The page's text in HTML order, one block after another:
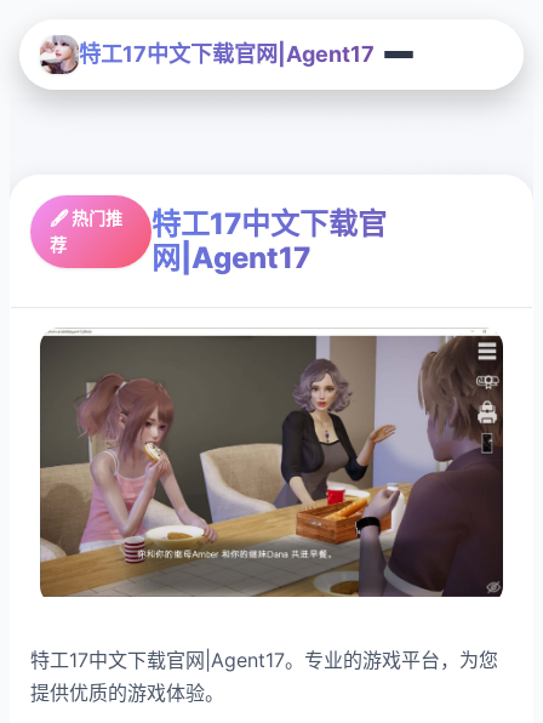
特工17中文下载官网|Agent17
🖋️ 热门推
荐
特工17中文下载官
网|Agent17
特工17中文下载官网|Agent17。专业的游戏平台，为您
提供优质的游戏体验。